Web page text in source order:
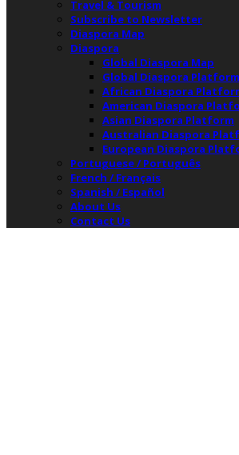
Travel & Tourism
Subscribe to Newsletter
Diaspora Map
Diaspora
Global Diaspora Map
Global Diaspora Platform
African Diaspora
American Diaspora
Asian Diaspora Platform
Australian Diaspora
European Diaspora
Portuguese / Português
French / Français
Spanish / Español
About Us
Contact Us